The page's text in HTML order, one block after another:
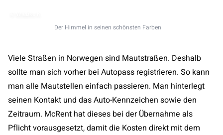
Der Himmel in seinen schönsten Farben
Viele Straßen in Norwegen sind Mautstraßen. Deshalb
sollte man sich vorher bei Autopass registrieren. So kann
man alle Mautstellen einfach passieren. Man hinterlegt
seinen Kontakt und das Auto-Kennzeichen sowie den
Zeitraum. McRent hat dieses bei der Übernahme als
Pflicht vorausgesetzt, damit die Kosten direkt mit dem